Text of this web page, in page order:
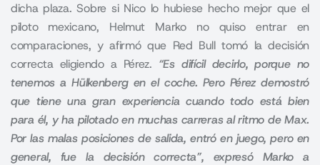
dicha plaza. Sobre si Nico lo hubiese hecho mejor que el
piloto mexicano, Helmut Marko no quiso entrar en
comparaciones, y afirmó que Red Bull tomó la decisión
correcta eligiendo a Pérez. “Es difícil decirlo, porque no
tenemos a Hülkenberg en el coche. Pero Pérez demostró
que tiene una gran experiencia cuando todo está bien
para él, y ha pilotado en muchas carreras al ritmo de Max.
Por las malas posiciones de salida, entró en juego, pero en
general, fue la decisión correcta”, expresó Marko a